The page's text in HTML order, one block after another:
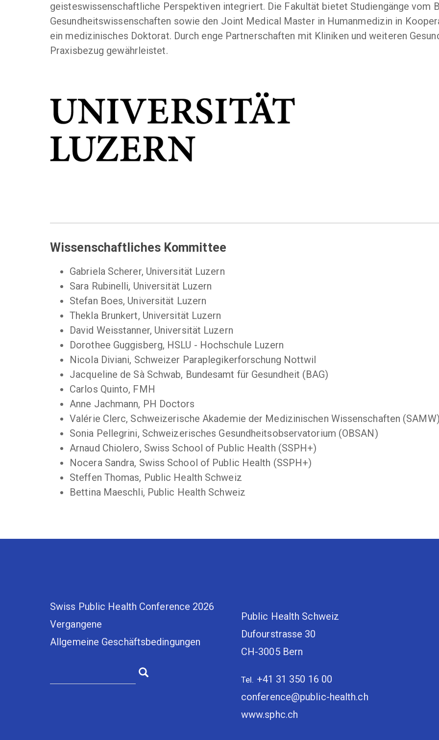
geisteswissenschaftliche Perspektiven integriert. Die Fakultät bietet Studiengänge vom
Gesundheitswissenschaften sowie den Joint Medical Master in Humanmedizin in
ein medizinisches Doktorat. Durch enge Partnerschaften mit Kliniken und weiteren
Praxisbezug gewährleistet.
Wissenschaftliches Kommittee
Gabriela Scherer, Universität Luzern
Sara Rubinelli, Universität Luzern
Stefan Boes, Universität Luzern
Thekla Brunkert, Universität Luzern
David Weisstanner, Universität Luzern
Dorothee Guggisberg, HSLU - Hochschule Luzern
Nicola Diviani, Schweizer Paraplegikerforschung Nottwil
Jacqueline de Sà Schwab, Bundesamt für Gesundheit (BAG)
Carlos Quinto, FMH
Anne Jachmann, PH Doctors
Valérie Clerc, Schweizerische Akademie der Medizinischen Wissenschaften (SAMW)
Sonia Pellegrini, Schweizerisches Gesundheitsobservatorium (OBSAN)
Arnaud Chiolero, Swiss School of Public Health (SSPH+)
Nocera Sandra, Swiss School of Public Health (SSPH+)
Steffen Thomas, Public Health Schweiz
Bettina Maeschli, Public Health Schweiz
Swiss Public Health Conference 2026
Vergangene
Allgemeine Geschäftsbedingungen
Public Health Schweiz
Dufourstrasse 30
CH-3005 Bern
Tel. +41 31 350 16 00
conference@public-health.ch
www.sphc.ch